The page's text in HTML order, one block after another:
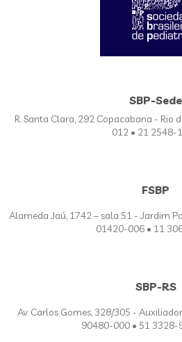
SBP-Sede
R. Santa Clara, 292 Copacabana - Rio
012 • 21 2548-
FSBP
Alameda Jaú, 1742 – sala 51 - Jardim
01420-006 • 11
SBP-RS
Av. Carlos Gomes, 328/305 -
90480-000 • 51 3328-